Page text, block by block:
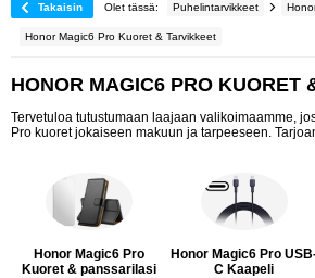
Takaisin Olet tässä: Puhelintarvikkeet
Honor Magic6 Pro Kuoret & Tarvikkeet
HONOR MAGIC6 PRO KUORET
Tervetuloa tutustumaan laajaan valikoimaamme,
Pro kuoret jokaiseen makuun ja tarpeeseen.
Honor Magic6 Pro
Kuoret & panssarilasi
Honor Magic6 Pro
C Kaapeli